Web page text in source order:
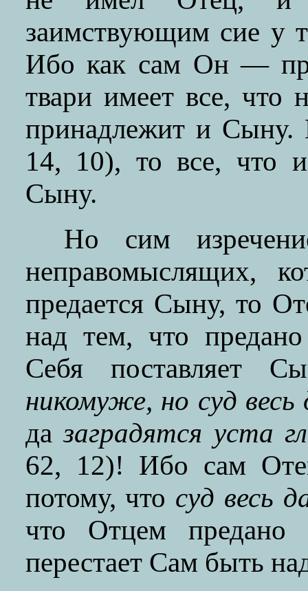
заимствующим сие у
Ибо как сам Он —
твари имеет все, что
принадлежит и Сыну.
14, 10), то все, что
Сыну.
Но сим
неправомыслящих,
предается Сыну, то
над тем, что
Себя поставляет
никомуже, но суд
да заградятся уста
62, 12)! Ибо сам
потому, что суд весь
что Отцем
перестает Сам быть